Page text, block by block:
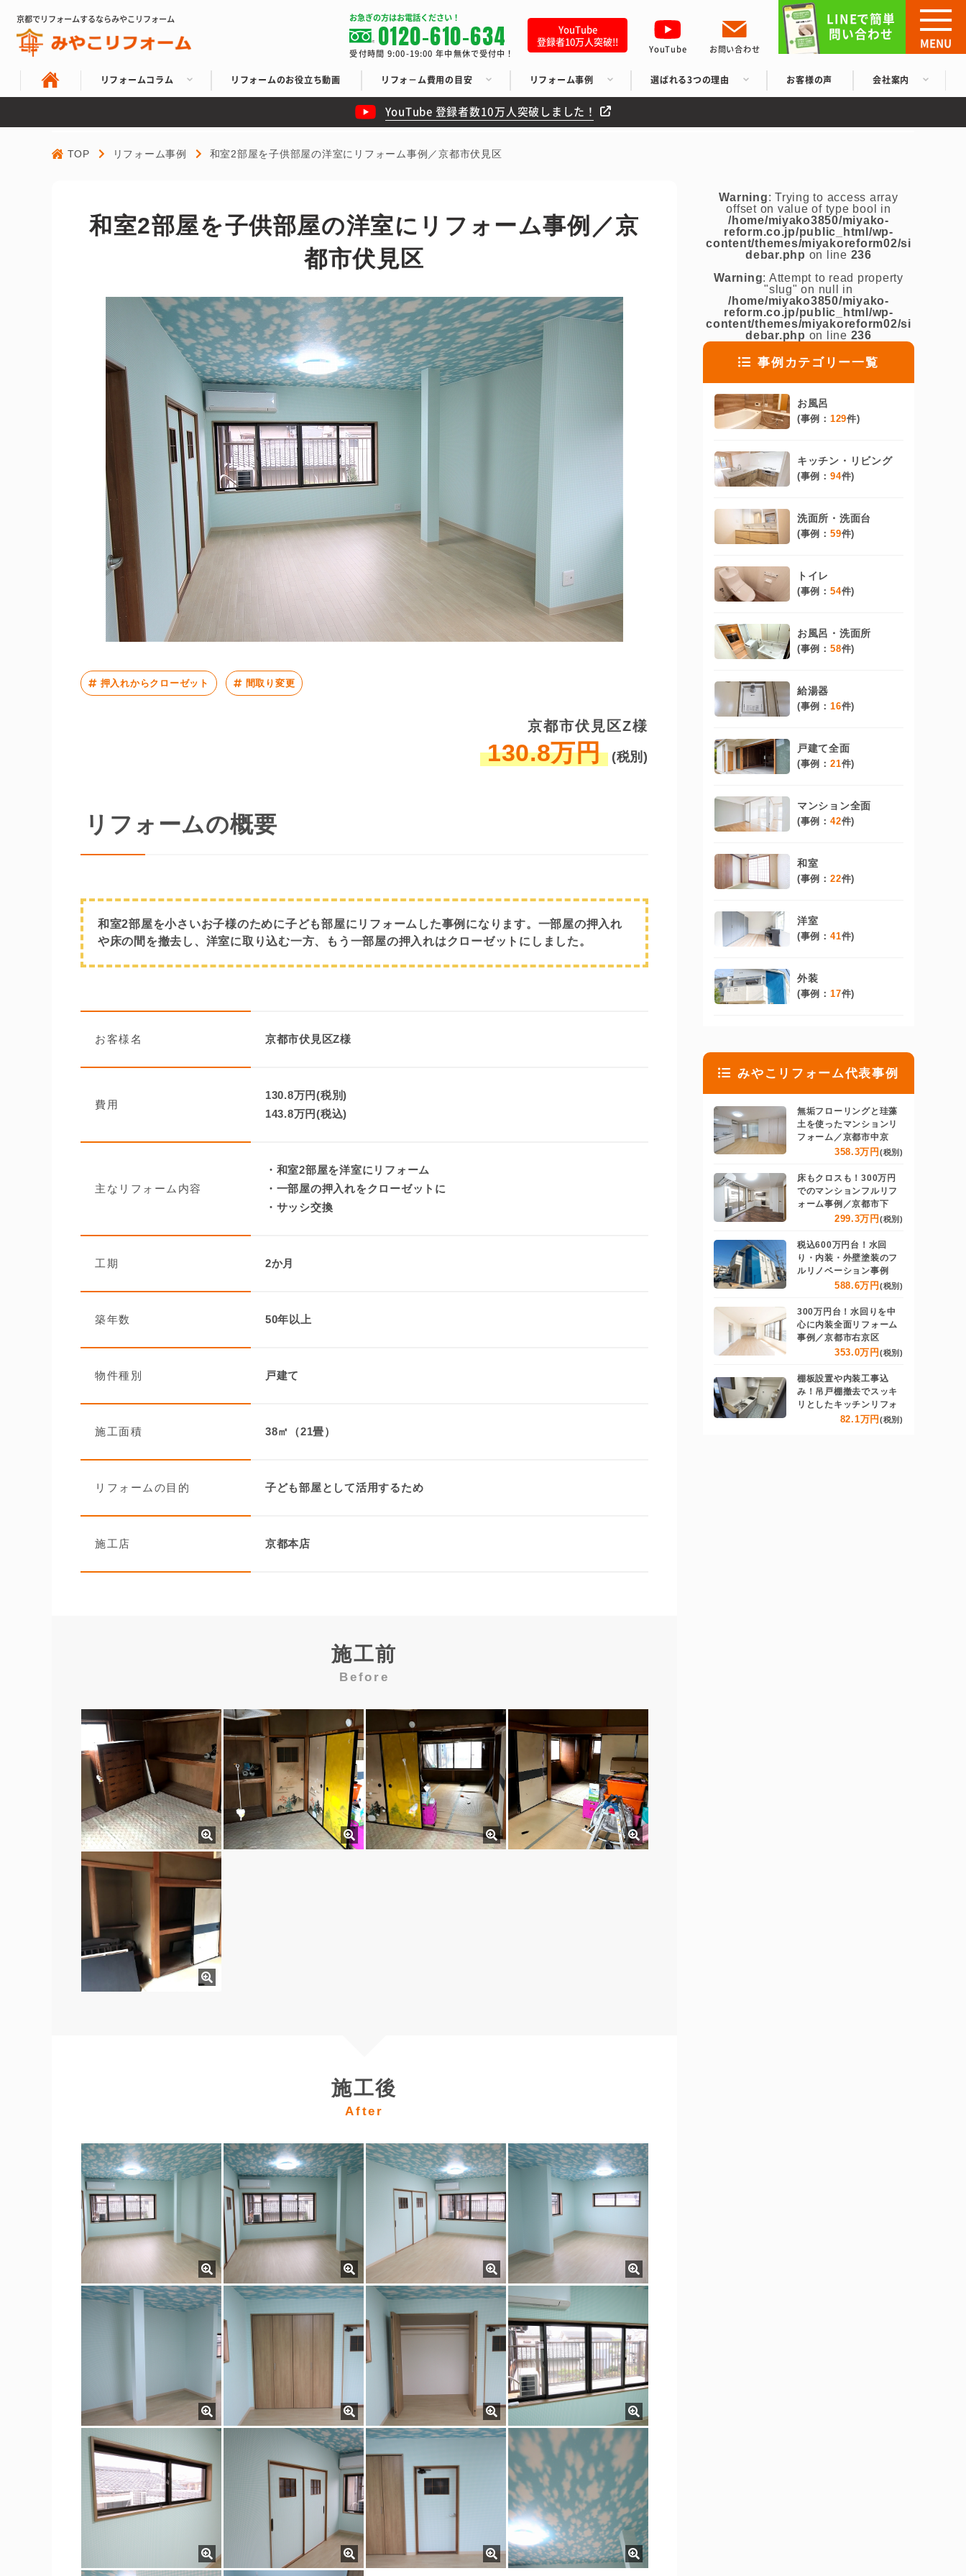
京都でリフォームするならみやこリフォーム お急ぎの方はお電話ください！
0120-610-634
受付時間 9:00-19:00 年中無休で受付中！
YouTube
登録者10万人突破!!
YouTube お問い合わせ
リフォームコラム リフォームのお役立ち動画 リフォ－ム費用の目安 リフォーム事例 選ばれる3つの理由 お客様の声 会社案内
YouTube 登録者数10万人突破しました！
LINEで簡単
問い合わせ
MENU
TOP リフォーム事例 和室2部屋を子供部屋の洋室にリフォーム事例／京都市伏見区
和室2部屋を子供部屋の洋室にリフォーム事例／京
都市伏見区
押入れからクローゼット 間取り変更
京都市伏見区Z様
130.8万円 (税別)
リフォームの概要
和室2部屋を小さいお子様のために子ども部屋にリフォームした事例になります。一部屋の押入れ
や床の間を撤去し、洋室に取り込む一方、もう一部屋の押入れはクローゼットにしました。
お客様名 京都市伏見区Z様
費用
130.8万円(税別)
143.8万円(税込)
主なリフォーム内容
・和室2部屋を洋室にリフォーム
・一部屋の押入れをクローゼットに
・サッシ交換
工期 2か月
築年数 50年以上
物件種別 戸建て
施工面積 38㎡（21畳）
リフォームの目的 子ども部屋として活用するため
施工店 京都本店
施工前
Before
施工後
After
Warning: Trying to access array
offset on value of type bool in
/home/miyako3850/miyako-
reform.co.jp/public_html/wp-
content/themes/miyakoreform02/si
debar.php on line 236
Warning: Attempt to read property
"slug" on null in
/home/miyako3850/miyako-
reform.co.jp/public_html/wp-
content/themes/miyakoreform02/si
debar.php on line 236
事例カテゴリー一覧
お風呂
(事例： 129件)
キッチン・リビング
(事例： 94件)
洗面所・洗面台
(事例： 59件)
トイレ
(事例： 54件)
お風呂・洗面所
(事例： 58件)
給湯器
(事例： 16件)
戸建て全面
(事例： 21件)
マンション全面
(事例： 42件)
和室
(事例： 22件)
洋室
(事例： 41件)
外装
(事例： 17件)
みやこリフォーム代表事例
無垢フローリングと珪藻
土を使ったマンションリ
フォーム／京都市中京
358.3万円 (税別)
床もクロスも！300万円
でのマンションフルリフ
ォーム事例／京都市下
299.3万円 (税別)
税込600万円台！水回
り・内装・外壁塗装のフ
ルリノベーション事例
588.6万円 (税別)
300万円台！水回りを中
心に内装全面リフォーム
事例／京都市右京区
353.0万円 (税別)
棚板設置や内装工事込
み！吊戸棚撤去でスッキ
リとしたキッチンリフォ
82.1万円 (税別)